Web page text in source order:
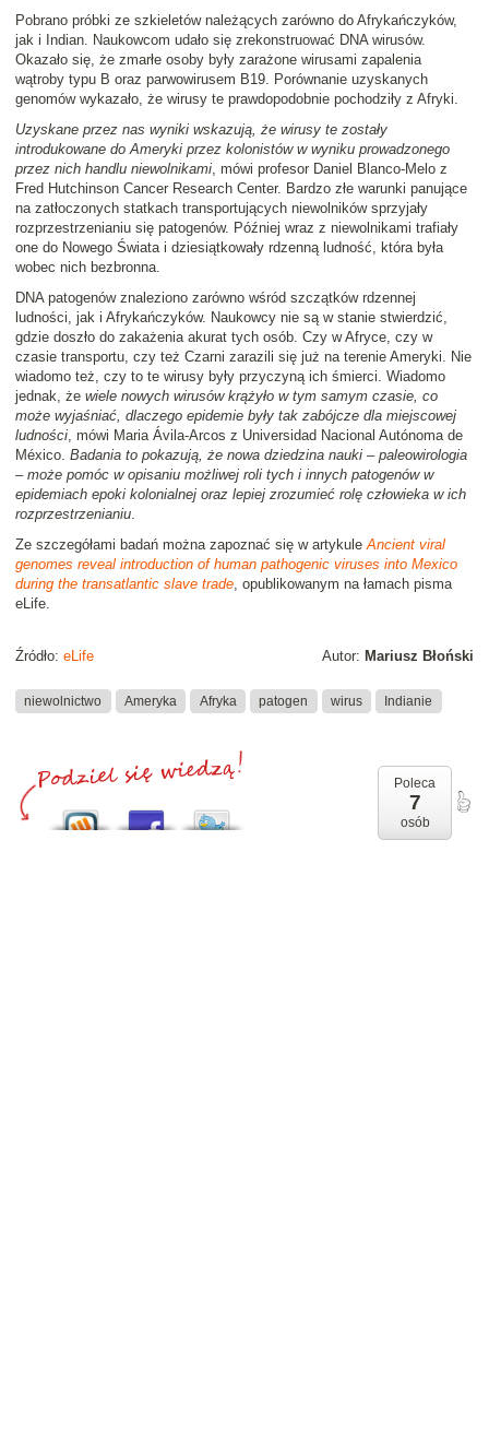
Pobrano próbki ze szkieletów należących zarówno do Afrykańczyków,
jak i Indian. Naukowcom udało się zrekonstruować DNA wirusów.
Okazało się, że zmarłe osoby były zarażone wirusami zapalenia
wątroby typu B oraz parwowirusem B19. Porównanie uzyskanych
genomów wykazało, że wirusy te prawdopodobnie pochodziły z Afryki.
Uzyskane przez nas wyniki wskazują, że wirusy te zostały
introdukowane do Ameryki przez kolonistów w wyniku prowadzonego
przez nich handlu niewolnikami, mówi profesor Daniel Blanco-Melo z
Fred Hutchinson Cancer Research Center. Bardzo złe warunki panujące
na zatłoczonych statkach transportujących niewolników sprzyjały
rozprzestrzenianiu się patogenów. Później wraz z niewolnikami trafiały
one do Nowego Świata i dziesiątkowały rdzenną ludność, która była
wobec nich bezbronna.
DNA patogenów znaleziono zarówno wśród szczątków rdzennej
ludności, jak i Afrykańczyków. Naukowcy nie są w stanie stwierdzić,
gdzie doszło do zakażenia akurat tych osób. Czy w Afryce, czy w
czasie transportu, czy też Czarni zarazili się już na terenie Ameryki. Nie
wiadomo też, czy to te wirusy były przyczyną ich śmierci. Wiadomo
jednak, że wiele nowych wirusów krążyło w tym samym czasie, co
może wyjaśniać, dlaczego epidemie były tak zabójcze dla miejscowej
ludności, mówi Maria Ávila-Arcos z Universidad Nacional Autónoma de
México. Badania to pokazują, że nowa dziedzina nauki – paleowirologia
– może pomóc w opisaniu możliwej roli tych i innych patogenów w
epidemiach epoki kolonialnej oraz lepiej zrozumieć rolę człowieka w ich
rozprzestrzenianiu.
Ze szczegółami badań można zapoznać się w artykuleAncient viral
genomes reveal introduction of human pathogenic viruses into Mexico
during the transatlantic slave trade, opublikowanym na łamach pisma
eLife.
Autor: Mariusz Błoński
Źródło: eLife
niewolnictwo Ameryka Afryka patogen wirus Indianie
Poleca
7
osób